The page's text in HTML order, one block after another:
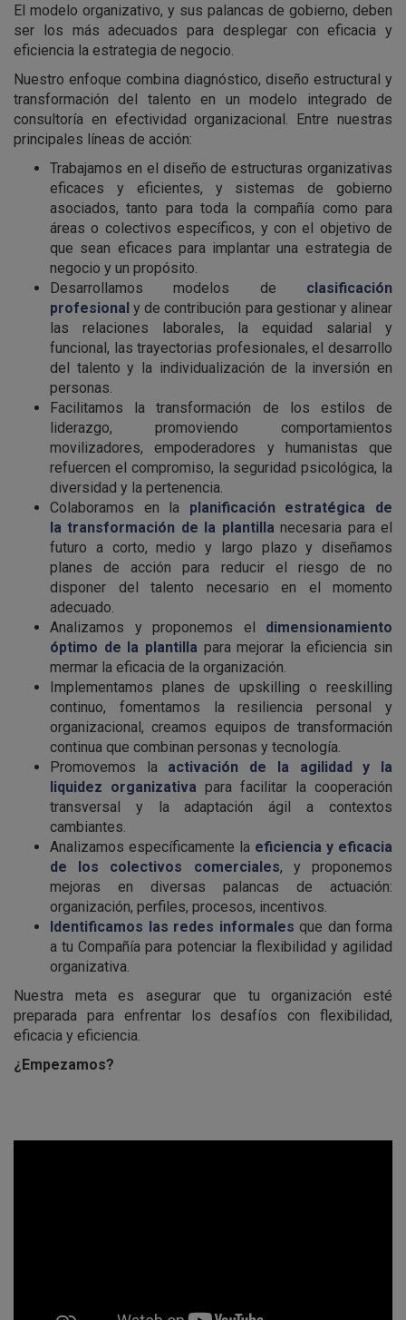
El modelo organizativo, y sus palancas de gobierno, deben
ser los más adecuados para desplegar con eficacia y
eficiencia la estrategia de negocio.
Nuestro enfoque combina diagnóstico, diseño estructural y
transformación del talento en un modelo integrado de
consultoría en efectividad organizacional. Entre nuestras
principales líneas de acción:
Trabajamos en el diseño de estructuras organizativas
eficaces y eficientes, y sistemas de gobierno
asociados, tanto para toda la compañía como para
áreas o colectivos específicos, y con el objetivo de
que sean eficaces para implantar una estrategia de
negocio y un propósito.
Desarrollamos modelos de clasificación
profesionaly de contribución para gestionar y alinear
las relaciones laborales, la equidad salarial y
funcional, las trayectorias profesionales, el desarrollo
del talento y la individualización de la inversión en
personas.
Facilitamos la transformación de los estilos de
liderazgo, promoviendo comportamientos
movilizadores, empoderadores y humanistas que
refuercen el compromiso, la seguridad psicológica, la
diversidad y la pertenencia.
Colaboramos en la
planificación estratégica de
la transformación de la plantillanecesaria para el
futuro a corto, medio y largo plazo y diseñamos
planes de acción para reducir el riesgo de no
disponer del talento necesario en el momento
adecuado.
Analizamos y proponemos el dimensionamiento
óptimo de la plantilla para mejorar la eficiencia sin
mermar la eficacia de la organización.
Implementamos planes de upskilling o reeskilling
continuo, fomentamos la resiliencia personal y
organizacional, creamos equipos de transformación
continua que combinan personas y tecnología.
Promovemos la activación de la agilidad y la
liquidez organizativa para facilitar la cooperación
transversal y la adaptación ágil a contextos
cambiantes.
Analizamos específicamente la eficiencia y eficacia
de los colectivos comerciales, y proponemos
mejoras en diversas palancas de actuación:
organización, perfiles, procesos, incentivos.
Identificamos las redes informales que dan forma
a tu Compañía para potenciar la flexibilidad y agilidad
organizativa.
Nuestra meta es asegurar que tu organización esté
preparada para enfrentar los desafíos con flexibilidad,
eficacia y eficiencia.
¿Empezamos?